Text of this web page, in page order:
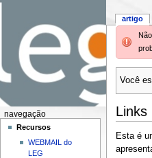
Você
Links
Esta é
artigo
navegação
Recursos
WEBMAIL do
LEG